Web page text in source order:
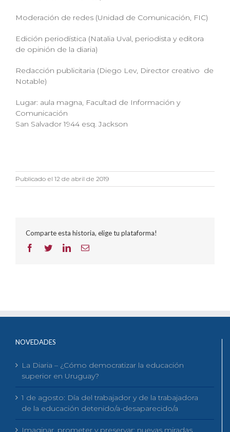
Moderación de redes (Unidad de Comunicación, FIC)
Edición periodística (Natalia Uval, periodista y editora
de opinión de la diaria)
Redacción publicitaria (Diego Lev, Director creativo de
Notable)
Lugar: aula magna, Facultad de Información y
Comunicación
San Salvador 1944 esq. Jackson
Publicado el 12 de abril de 2019
Comparte esta historia, elige tu plataforma!
Facebook
TwitterLinkedInCorreo
NOVEDADES
La Diaria – ¿Cómo democratizar la educación
superior en Uruguay?
1 de agosto: Día del trabajador y de la trabajadora
de la educación detenido/a-desaparecido/a
Imaginar, prometer y preservar: nuevas miradas